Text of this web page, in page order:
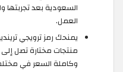
السعودية بعد تجربتها
العمل.
يمنحك رمز ترويجي
وكاملة السعر في